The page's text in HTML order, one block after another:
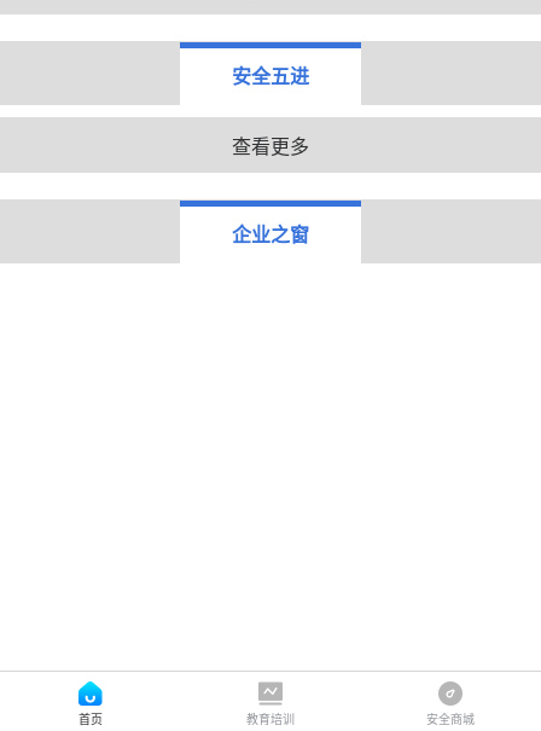
安全五进
查看更多
企业之窗
首页 教育培训 安全商城